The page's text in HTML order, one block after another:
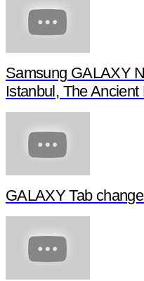
Samsung GALAXY
Istanbul, The
GALAXY Tab changes the